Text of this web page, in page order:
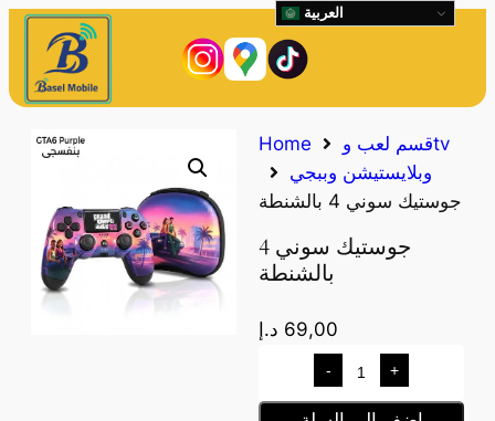
Home
قسم لعب وtv
وبلايستيشن وببجي
جوستيك سوني 4 بالشنطة
جوستيك سوني 4
بالشنطة
69,00 د.إ
- +
العربية